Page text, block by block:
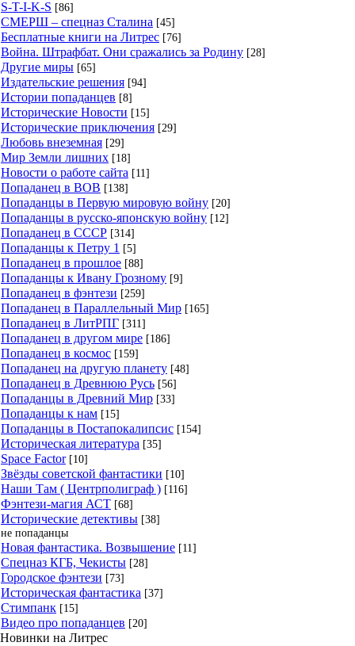
S-T-I-K-S [86]
СМЕРШ – спецназ Сталина [45]
Бесплатные книги на Литрес [76]
Война. Штрафбат. Они сражались за Родину [28]
Другие миры [65]
Издательские решения [94]
Истории попаданцев [8]
Исторические Новости [15]
Исторические приключения [29]
Любовь внеземная [29]
Мир Земли лишних [18]
Новости о работе сайта [11]
Попаданец в ВОВ [138]
Попаданцы в Первую мировую войну [20]
Попаданцы в русско-японскую войну [12]
Попаданец в СССР [314]
Попаданцы к Петру 1 [5]
Попаданец в прошлое [88]
Попаданцы к Ивану Грозному [9]
Попаданец в фэнтези [259]
Попаданец в Параллельный Мир [165]
Попаданец в ЛитРПГ [311]
Попаданец в другом мире [186]
Попаданец в космос [159]
Попаданец на другую планету [48]
Попаданец в Древнюю Русь [56]
Попаданцы в Древний Мир [33]
Попаданцы к нам [15]
Попаданцы в Постапокалипсис [154]
Историческая литература [35]
Space Factor [10]
Звёзды советской фантастики [10]
Наши Там ( Центрполиграф ) [116]
Фэнтези-магия АСТ [68]
Исторические детективы [38]
не попаданцы
Новая фантастика. Возвышение [11]
Спецназ КГБ, Чекисты [28]
Городское фэнтези [73]
Историческая фантастика [37]
Стимпанк [15]
Видео про попаданцев [20]
Новинки на Литрес